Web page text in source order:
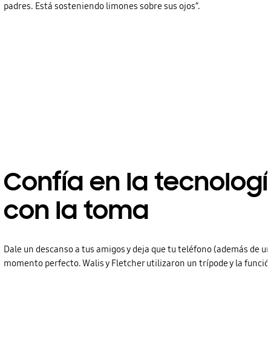
padres. Está sosteniendo limones sobre sus ojos”.
Confía en la
con la toma
Dale un descanso a tus amigos y deja que tu teléfono (además de
momento perfecto. Walis y Fletcher utilizaron un trípode y la